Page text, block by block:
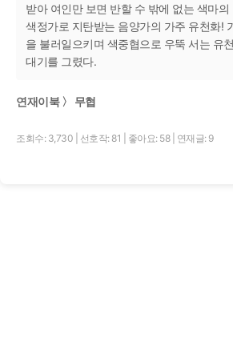
받아 여인만 보면 반할 수 밖에 없는 색마
색정가로 지탄받는 음양가의 가주 유천화!
을 불러일으키며 색중협으로 우뚝 서는 유
대기를 그렸다.
연재이북 〉 무협
조회수: 3,730 선호작: 81 좋아요: 58 연재글: 9